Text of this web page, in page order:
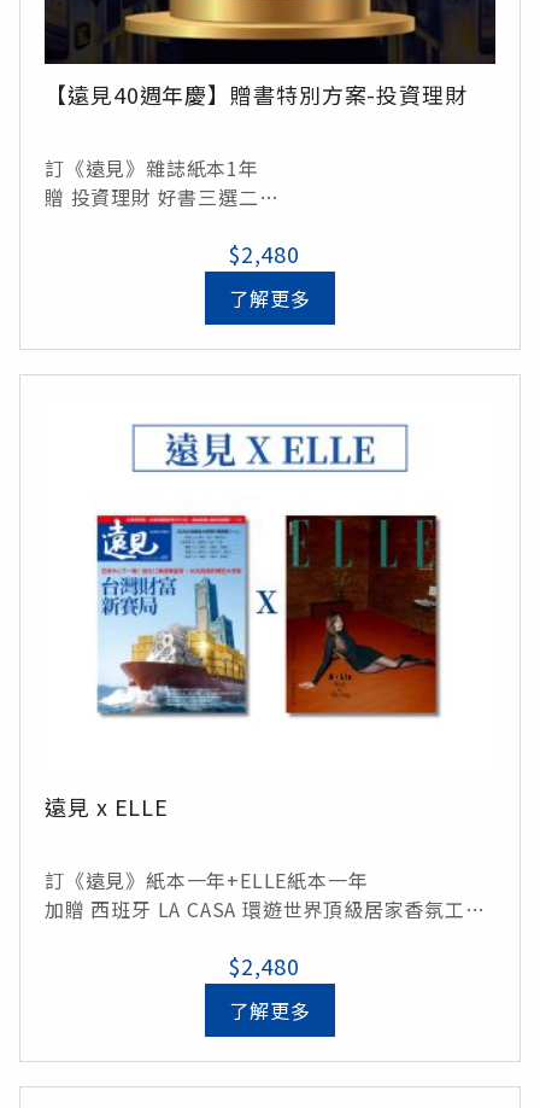
【遠見40週年慶】贈書特別方案-投資理財
訂《遠見》雜誌紙本1年
贈 投資理財 好書三選二
《4%法則》
$2,480
了解更多
遠見 x ELLE
訂《遠見》紙本一年+ELLE紙本一年
加贈 西班牙 LA CASA 環遊世界頂級居家香氛工藝
$2,480
了解更多